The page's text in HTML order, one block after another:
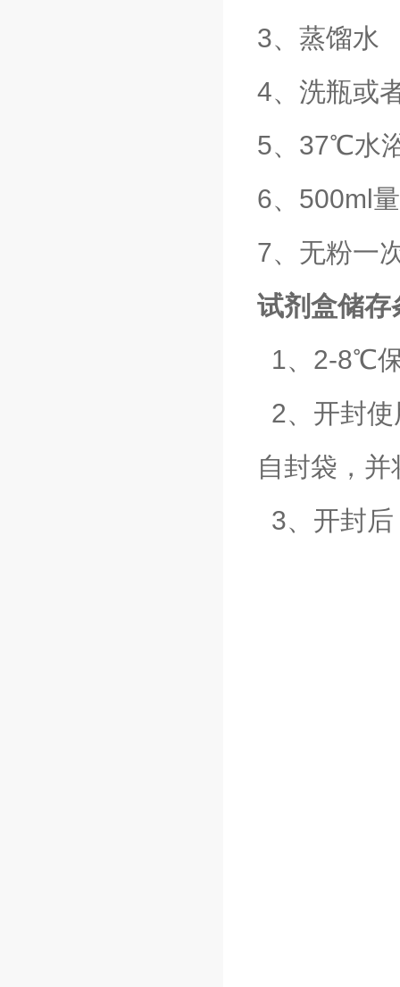
3、蒸馏水
4、洗瓶或
5、37℃水
6、500ml
7、无粉一
试剂盒储存
1、2-8℃
2、开封
自封袋，
3、开封